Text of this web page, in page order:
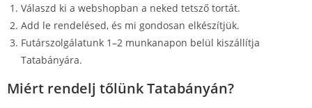
Válaszd ki a webshopban a neked tetsző tortát.
Add le rendelésed, és mi gondosan elkészítjük.
Futárszolgálatunk 1–2 munkanapon belül kiszállítja
Tatabányára.
Miért rendelj tőlünk Tatabányán?